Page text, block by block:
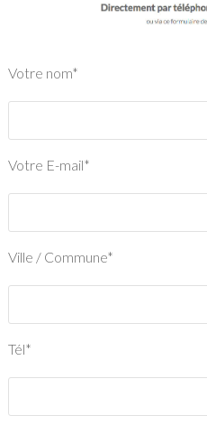
Votre nom*
Votre E-mail*
Ville / Commune*
Tél*